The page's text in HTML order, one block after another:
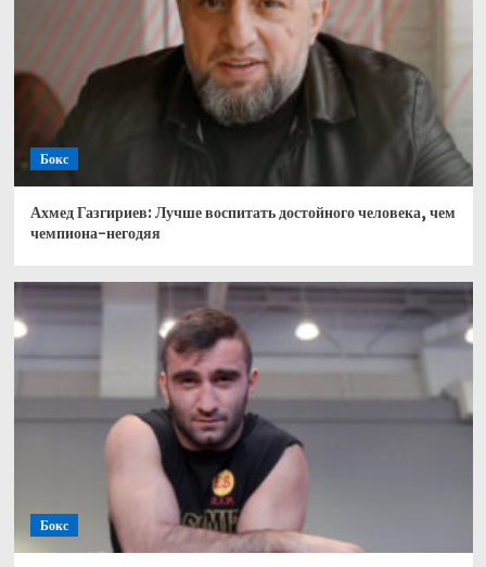
Бокс
Ахмед Газгириев: Лучше воспитать достойного человека, чем
чемпиона-негодяя
Бокс